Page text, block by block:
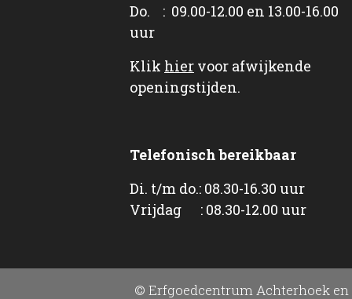
Do. : 09.00-12.00 en 13.00-16.00
uur
Klik hier voor afwijkende
openingstijden.
Telefonisch bereikbaar
Di. t/m do.: 08.30-16.30 uur
Vrijdag : 08.30-12.00 uur
© Erfgoedcentrum Achterhoek en